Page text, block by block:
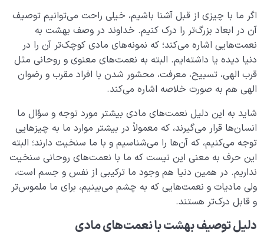
دیدار جهان غیب 0/9
اگر ما با چیزی از قبل آشنا باشیم، خیلی راحت می‌توانیم توصیف
آن در ابعاد بزرگ‌تر را درک کنیم. خداوند در وصف بهشت به
نعمت‌هایی اشاره می‌کند؛ که نمونه‌های مادی کوچک‌تر آن را در
دنیا دیده یا داشته‌ایم. البته به نعمت‌های معنوی و روحانی مثل
قرب الهی، تسبیح، معرفت، محشور شدن با افراد مقرب و رضوان
الهی هم به صورت خلاصه اشاره می‌کند.
شاید به این دلیل نعمت‌های مادی بیشتر مورد توجه و سؤال ما
انسان‌ها قرار می‌گیرند، که معمولاً در بیشتر موارد ما به چیزهایی
توجه می‌کنیم، که آن‌ها را می‌شناسیم و با ما سنخیت دارند؛ البته
این حرف به معنی این نیست که ما با نعمت‌های روحانی سنخیت
نداریم. در همین دنیا هم وجود ما ترکیبی از نفس و جسم است،
ولی مادیات و نعمت‌هایی که به چشم می‌بینیم، برای ما ملموس‌تر
و قابل درک‌تر هستند.
دلیل توصیف بهشت با نعمت‌های مادی